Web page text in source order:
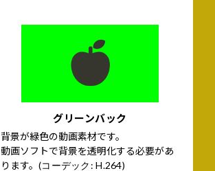
グリーンバック
背景が緑色の動画素材です。
動画ソフトで背景を透明化する必要があ
ります。 (コーデック: H.264)